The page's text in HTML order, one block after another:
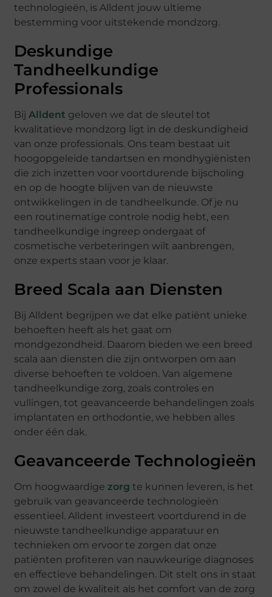
technologieën, is Alldent jouw ultieme
bestemming voor uitstekende mondzorg.
Deskundige
Tandheelkundige
Professionals
BijAlldent geloven we dat de sleutel tot
kwalitatieve mondzorg ligt in de deskundigheid
van onze professionals. Ons team bestaat uit
hoogopgeleide tandartsen en mondhygiënisten
die zich inzetten voor voortdurende bijscholing
en op de hoogte blijven van de nieuwste
ontwikkelingen in de tandheelkunde. Of je nu
een routinematige controle nodig hebt, een
tandheelkundige ingreep ondergaat of
cosmetische verbeteringen wilt aanbrengen,
onze experts staan voor je klaar.
Breed Scala aan Diensten
Bij Alldent begrijpen we dat elke patiënt unieke
behoeften heeft als het gaat om
mondgezondheid. Daarom bieden we een breed
scala aan diensten die zijn ontworpen om aan
diverse behoeften te voldoen. Van algemene
tandheelkundige zorg, zoals controles en
vullingen, tot geavanceerde behandelingen zoals
implantaten en orthodontie, we hebben alles
onder één dak.
Geavanceerde Technologieën
Om hoogwaardigezorg te kunnen leveren, is het
gebruik van geavanceerde technologieën
essentieel. Alldent investeert voortdurend in de
nieuwste tandheelkundige apparatuur en
technieken om ervoor te zorgen dat onze
patiënten profiteren van nauwkeurige diagnoses
en effectieve behandelingen. Dit stelt ons in staat
om zowel de kwaliteit als het comfort van de zorg